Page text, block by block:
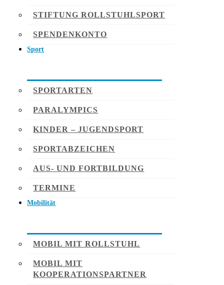
STIFTUNG ROLLSTUHLSPORT
SPENDENKONTO
Sport
SPORTARTEN
PARALYMPICS
KINDER – JUGENDSPORT
SPORTABZEICHEN
AUS- UND FORTBILDUNG
TERMINE
Mobilität
MOBIL MIT ROLLSTUHL
MOBIL MIT
KOOPERATIONSPARTNER